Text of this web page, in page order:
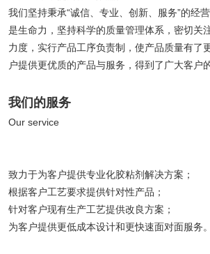
我们坚持秉承“诚信、专业、创新、服务”的经
是生命力，坚持科学的质量管理体系，密切关
力度，实行产品工序负责制，使产品质量有了
户提供更优质的产品与服务，得到了广大客户
我们的服务
Our service
致力于为客户提供专业化胶粘剂解决方案；
根据客户工艺要求提供针对性产品；
针对客户现有生产工艺提供改良方案；
为客户提供更低成本设计和更快速面对面服务。